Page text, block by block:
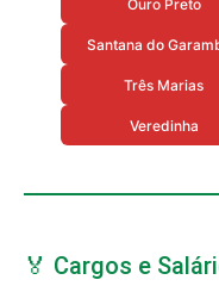
Ouro Preto
Santana do
Três Marias
Veredinha
🏅 Cargos e